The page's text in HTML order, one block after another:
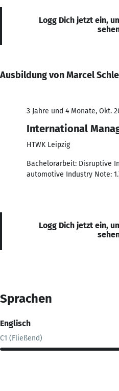
Logg Dich jetzt ein,
Ausbildung von Marcel
3 Jahre und 4 Monate, Okt.
International
HTWK Leipzig
Bachelorarbeit: Disruptive
automotive Industry Note:
Logg Dich jetzt ein,
Sprachen
Englisch
C1 (Fließend)